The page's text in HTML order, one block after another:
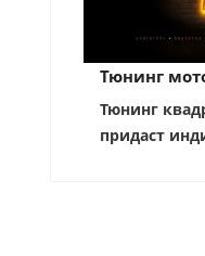
Тюнинг
Тюнинг
придаст